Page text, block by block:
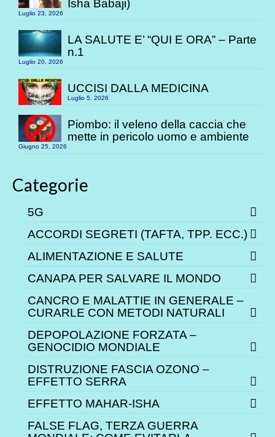
Isha Babaji)
Luglio 23, 2026
LA SALUTE E’ “QUI E ORA” – Parte
n.1
Luglio 20, 2026
UCCISI DALLA MEDICINA
Luglio 5, 2026
Piombo: il veleno della caccia che
mette in pericolo uomo e ambiente
Giugno 25, 2026
Categorie
5G
ACCORDI SEGRETI (TAFTA, TPP. ECC.)
ALIMENTAZIONE E SALUTE
CANAPA PER SALVARE IL MONDO
CANCRO E MALATTIE IN GENERALE –
CURARLE CON METODI NATURALI
DEPOPOLAZIONE FORZATA –
GENOCIDIO MONDIALE
DISTRUZIONE FASCIA OZONO –
EFFETTO SERRA
EFFETTO MAHAR-ISHA
FALSE FLAG, TERZA GUERRA